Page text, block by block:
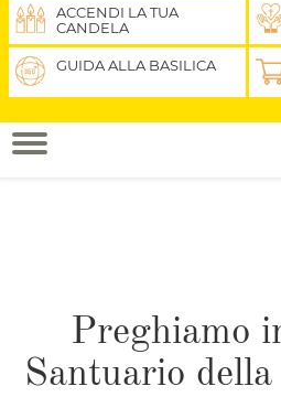
ACCENDI LA TUA
CANDELA
GUIDA ALLA BASILICA
Preghiamo
Santuario